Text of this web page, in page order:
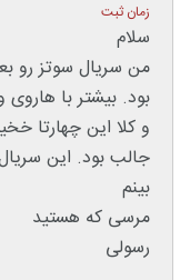
زمان ثبت
سلام
من سریال سوتز رو
بود. بیشتر با
و کلا این چهارتا
جالب بود. این
بینم
مرسی که هستید
رسولی